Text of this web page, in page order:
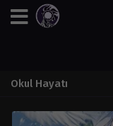
Okul Hayatı